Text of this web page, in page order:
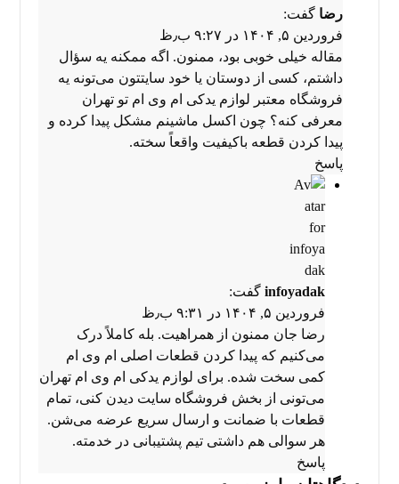
رضا گفت:
فروردین ۵, ۱۴۰۴ در ۹:۲۷ ب٫ظ
مقاله خیلی خوبی بود، ممنون. اگه ممکنه یه سؤال
داشتم، کسی از دوستان یا خود سایتتون می‌تونه یه
فروشگاه معتبر لوازم یدکی ام وی ام تو تهران
معرفی کنه؟ چون اکسل ماشینم مشکل پیدا کرده و
پیدا کردن قطعه باکیفیت واقعاً سخته.
پاسخ
infoyadak گفت:
فروردین ۵, ۱۴۰۴ در ۹:۳۱ ب٫ظ
رضا جان ممنون از همراهیت. بله کاملاً درک
می‌کنیم که پیدا کردن قطعات اصلی ام وی ام
کمی سخت شده. برای لوازم یدکی ام وی ام تهران
می‌تونی از بخش فروشگاه سایت دیدن کنی، تمام
قطعات با ضمانت و ارسال سریع عرضه می‌شن.
هر سوالی هم داشتی تیم پشتیبانی در خدمته.
پاسخ